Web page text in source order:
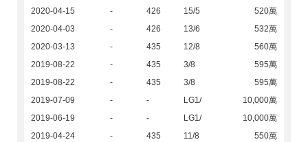
2020-04-15
- 426 15/5
520萬
2020-04-03
- 426 13/6
532萬
2020-03-13
- 435 12/8
560萬
2019-08-22
- 435 3/8
595萬
2019-08-22
- 435 3/8
595萬
2019-07-09
- - LG1/
10,000萬
2019-06-19
- - LG1/
10,000萬
2019-04-24
- 435 11/8
550萬